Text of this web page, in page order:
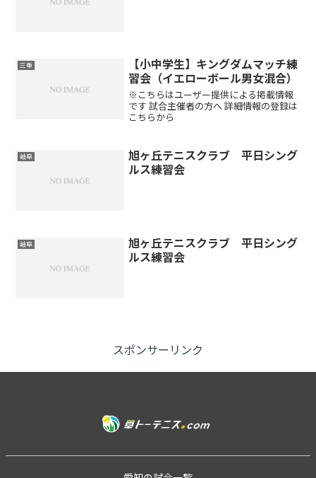
三重
【小中学生】キングダムマッチ練
習会（イエローボール男女混合）
※こちらはユーザー提供による掲載情報
です 試合主催者の方へ 詳細情報の登録は
こちらから
岐阜
旭ヶ丘テニスクラブ 平日シング
ルス練習会
岐阜
旭ヶ丘テニスクラブ 平日シング
ルス練習会
スポンサーリンク